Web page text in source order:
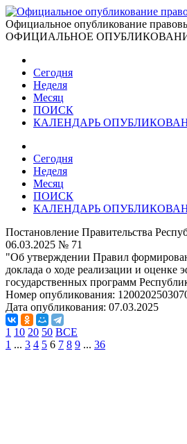
Официальное опубликование
ОФИЦИАЛЬНОЕ
Сегодня
Неделя
Месяц
ПОИСК
КАЛЕНДАРЬ
Сегодня
Неделя
Месяц
ПОИСК
КАЛЕНДАРЬ
Постановление Правительства
06.03.2025 № 71
"Об утверждении Правил
доклада о ходе реализации и оценке
государственных программ
Номер опубликования:
Дата опубликования: 07.03.2025
1 10 20 50 ВСЕ
1 ... 3 4 5 6 7 8 9 ... 36